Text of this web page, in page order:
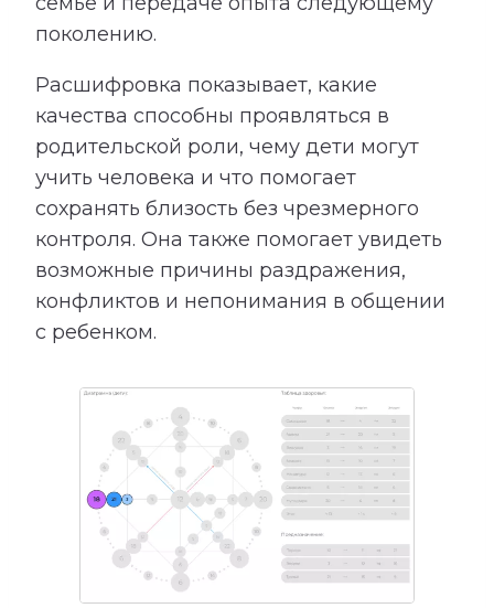
поколению.
Расшифровка показывает, какие
качества способны проявляться в
родительской роли, чему дети могут
учить человека и что помогает
сохранять близость без чрезмерного
контроля. Она также помогает увидеть
возможные причины раздражения,
конфликтов и непонимания в общении
с ребенком.